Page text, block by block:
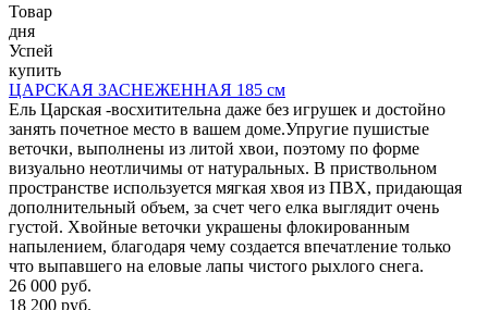
Товар
дня
Успей
купить
ЦАРСКАЯ ЗАСНЕЖЕННАЯ 185 см
Ель Царская -восхитительна даже без игрушек и достойно
занять почетное место в вашем доме.Упругие пушистые
веточки, выполнены из литой хвои, поэтому по форме
визуально неотличимы от натуральных. В приствольном
пространстве используется мягкая хвоя из ПВХ, придающая
дополнительный объем, за счет чего елка выглядит очень
густой. Хвойные веточки украшены флокированным
напылением, благодаря чему создается впечатление только
что выпавшего на еловые лапы чистого рыхлого снега.
26 000 руб.
18 200 руб.